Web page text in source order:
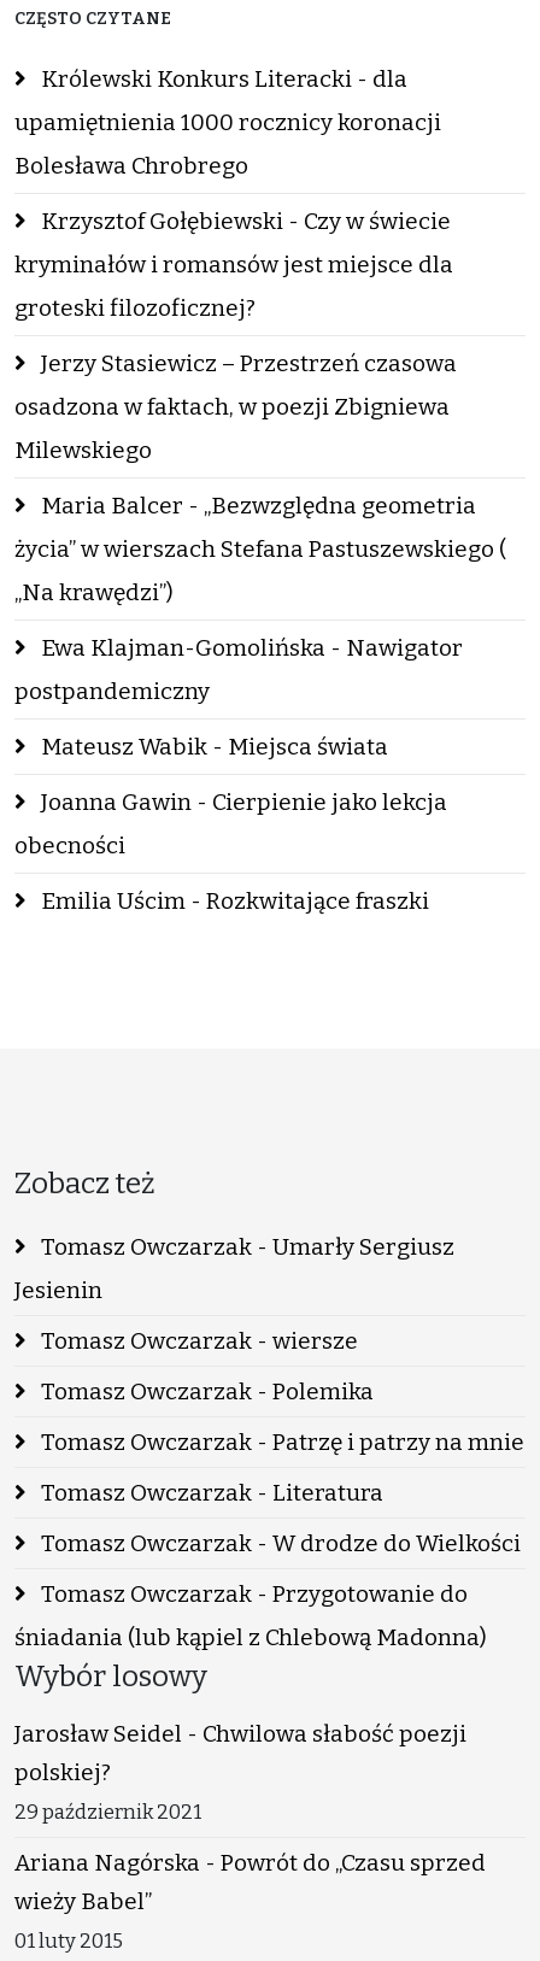
CZĘSTO CZYTANE
Królewski Konkurs Literacki - dla
upamiętnienia 1000 rocznicy koronacji
Bolesława Chrobrego
Krzysztof Gołębiewski - Czy w świecie
kryminałów i romansów jest miejsce dla
groteski filozoficznej?
Jerzy Stasiewicz – Przestrzeń czasowa
osadzona w faktach, w poezji Zbigniewa
Milewskiego
Maria Balcer - „Bezwzględna geometria
życia” w wierszach Stefana Pastuszewskiego (
„Na krawędzi”)
Ewa Klajman-Gomolińska - Nawigator
postpandemiczny
Mateusz Wabik - Miejsca świata
Joanna Gawin - Cierpienie jako lekcja
obecności
Emilia Uścim - Rozkwitające fraszki
Zobacz też
Tomasz Owczarzak - Umarły Sergiusz
Jesienin
Tomasz Owczarzak - wiersze
Tomasz Owczarzak - Polemika
Tomasz Owczarzak - Patrzę i patrzy na mnie
Tomasz Owczarzak - Literatura
Tomasz Owczarzak - W drodze do Wielkości
Tomasz Owczarzak - Przygotowanie do
śniadania (lub kąpiel z Chlebową Madonna)
Wybór losowy
Jarosław Seidel - Chwilowa słabość poezji
polskiej?
29 październik 2021
Ariana Nagórska - Powrót do „Czasu sprzed
wieży Babel”
01 luty 2015